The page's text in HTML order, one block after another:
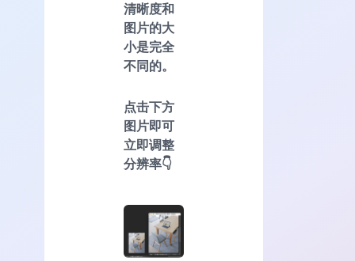
清晰度和
图片的大
小是完全
不同的。
点击下方
图片即可
立即调整
分辨率👇